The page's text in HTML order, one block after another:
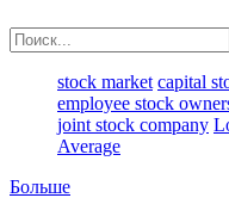
stock market capital
employee stock
joint stock company
Average
Больше